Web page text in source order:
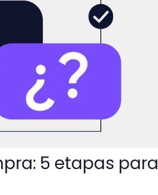
5 etapas para